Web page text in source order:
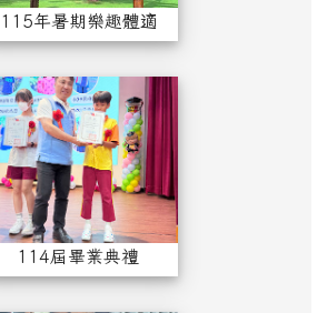
115年暑期樂趣體適能育樂營第一梯次
114屆畢業典禮